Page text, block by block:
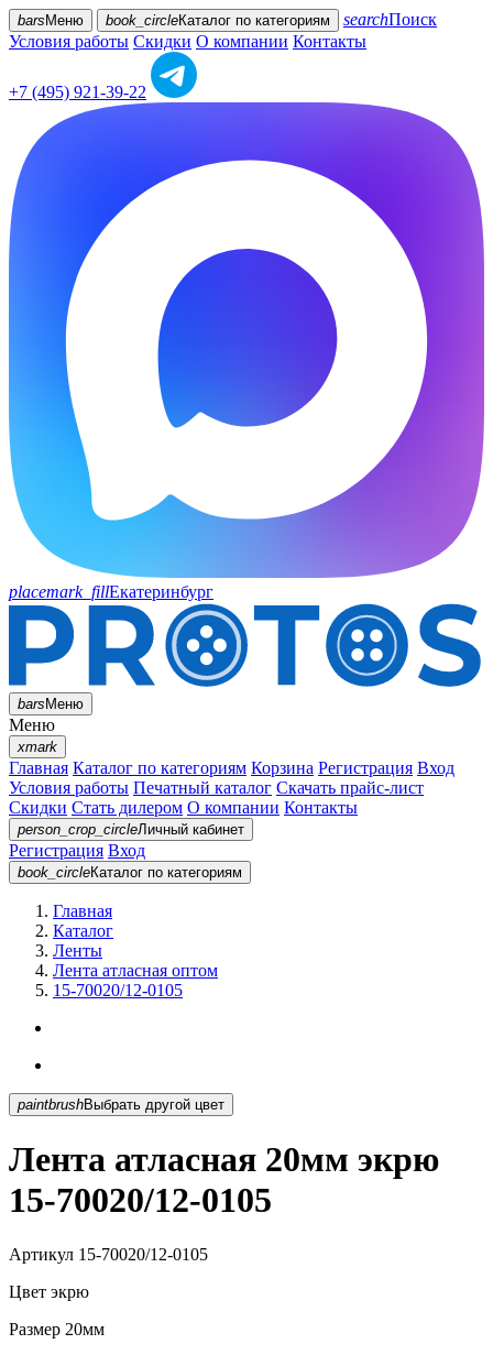
bars Меню book_circleКаталог по категориям searchПоиск
Условия работы Скидки О компании Контакты
+7 (495) 921-39-22
placemark_fillЕкатеринбург
barsМеню
Меню
xmark
Главная Каталог по категориям Корзина Регистрация Вход
Условия работы Печатный каталог Скачать прайс-лист
Скидки Стать дилером О компании Контакты
person_crop_circleЛичный кабинет
Регистрация Вход
book_circleКаталог по категориям
Главная
Каталог
Ленты
Лента атласная оптом
15-70020/12-0105
paintbrush Выбрать другой цвет
Лента атласная 20мм экрю
15-70020/12-0105
Артикул 15-70020/12-0105
Цвет экрю
Размер 20мм